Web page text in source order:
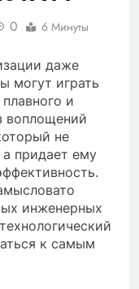
0 6 Минуты
даже
могут играть
и
воплощений
не
придает ему
инженерных
к самым